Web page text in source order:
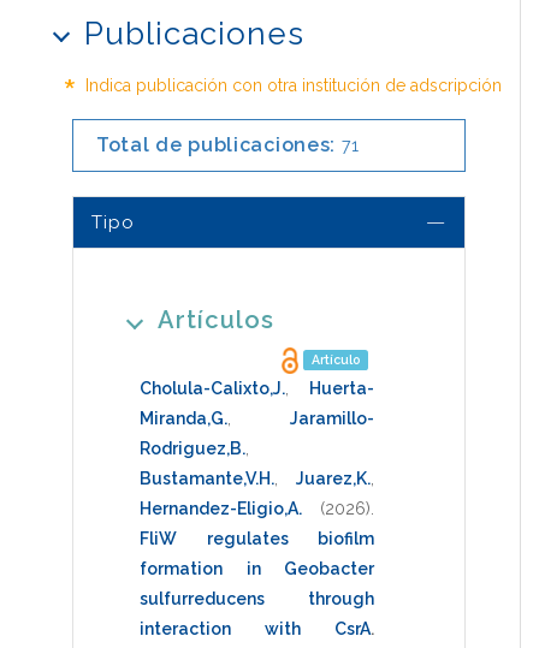
Publicaciones
* Indica publicación con otra institución de adscripción
Total de publicaciones: 71
Tipo
Artículos
Artículo
Cholula-Calixto,J.,
Huerta-
Miranda,G., Jaramillo-
Rodriguez,B.,
Bustamante,V.H., Juarez,K.,
Hernandez-Eligio,A.
(2026).
FliW regulates biofilm
formation in Geobacter
sulfurreducens through
interaction with CsrA.